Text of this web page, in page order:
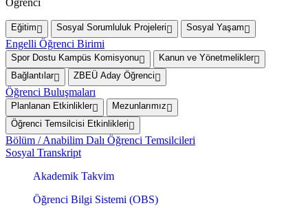
Öğrenci
Eğitim Sosyal Sorumluluk Projeleri Sosyal Yaşam
Engelli Öğrenci Birimi
Spor Dostu Kampüs Komisyonu
Kanun ve Yönetmelikler
Bağlantılar
ZBEÜ Aday Öğrenci
Öğrenci Buluşmaları
Planlanan Etkinlikler
Mezunlarımız
Öğrenci Temsilcisi Etkinlikleri
Bölüm / Anabilim Dalı Öğrenci Temsilcileri
Sosyal Transkript
Akademik Takvim
Öğrenci Bilgi Sistemi (OBS)